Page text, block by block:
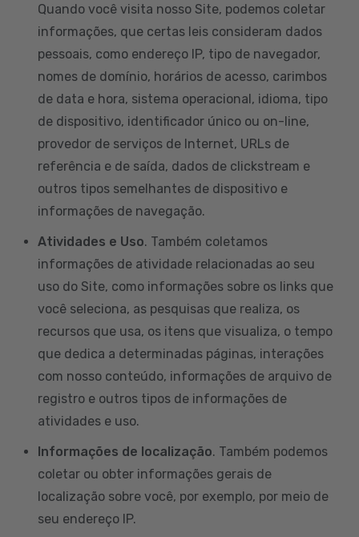
Quando você visita nosso Site, podemos coletar
informações, que certas leis consideram dados
pessoais, como endereço IP, tipo de navegador,
nomes de domínio, horários de acesso, carimbos
de data e hora, sistema operacional, idioma, tipo
de dispositivo, identificador único ou on-line,
provedor de serviços de Internet, URLs de
referência e de saída, dados de clickstream e
outros tipos semelhantes de dispositivo e
informações de navegação.
Atividades e Uso. Também coletamos
informações de atividade relacionadas ao seu
uso do Site, como informações sobre os links que
você seleciona, as pesquisas que realiza, os
recursos que usa, os itens que visualiza, o tempo
que dedica a determinadas páginas, interações
com nosso conteúdo, informações de arquivo de
registro e outros tipos de informações de
atividades e uso.
Informações de localização. Também podemos
coletar ou obter informações gerais de
localização sobre você, por exemplo, por meio de
seu endereço IP.